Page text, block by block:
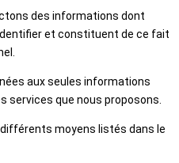
des informations dont
et constituent de ce fait
aux seules informations
services que nous proposons.
moyens listés dans le